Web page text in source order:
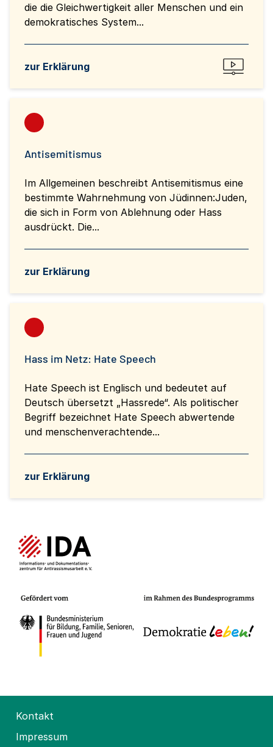
die die Gleichwertigkeit aller Menschen und ein
demokratisches System...
zur Erklärung
Antisemitismus
Im Allgemeinen beschreibt Antisemitismus eine
bestimmte Wahrnehmung von Jüdinnen:Juden,
die sich in Form von Ablehnung oder Hass
ausdrückt. Die...
zur Erklärung
Hass im Netz: Hate Speech
Hate Speech ist Englisch und bedeutet auf
Deutsch übersetzt „Hassrede“. Als politischer
Begriff bezeichnet Hate Speech abwertende
und menschenverachtende...
zur Erklärung
Kontakt
Impressum